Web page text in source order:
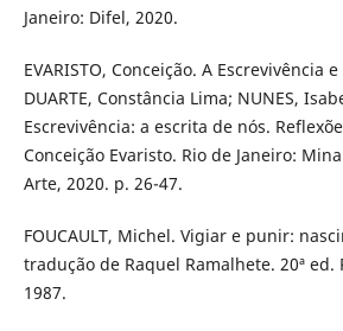
Janeiro: Difel, 2020.
EVARISTO, Conceição. A Escrevivência
DUARTE, Constância Lima; NUNES,
Escrevivência: a escrita de nós.
Conceição Evaristo. Rio de Janeiro:
Arte, 2020. p. 26-47.
FOUCAULT, Michel. Vigiar e punir:
tradução de Raquel Ramalhete. 20ª ed.
1987.